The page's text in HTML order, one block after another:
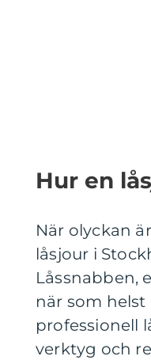
Hur en
När olyckan
låsjour i
Låssnabben,
när som
professionell
verktyg och